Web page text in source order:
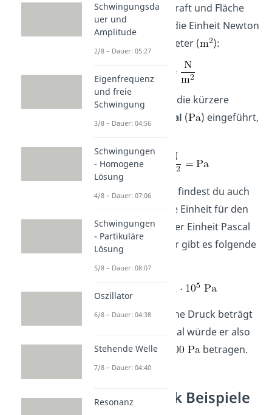
Als Quotient aus Kraft und Fläche
besitzt der Druck die Einheit Newton
) pro Quadratmeter ( ):
Dafür wurde auch die kürzere
Bezeichnung
Pascal (
) eingeführt,
Neben dem Pascal findest du auch
als weitere Einheit für den
Druck. Zwischen der Einheit Pascal
und der Einheit Bar gibt es folgende
Beziehung:
Der Atmosphärische Druck beträgt
etwa 1 bar. In Pascal würde er also
betragen.
Druck Physik Beispiele
Schwingungsda
uer und
Amplitude
2/8 – Dauer: 05:27
Eigenfrequenz
und freie
Schwingung
3/8 – Dauer: 04:56
Schwingungen
- Homogene
Lösung
4/8 – Dauer: 07:06
Schwingungen
- Partikuläre
Lösung
5/8 – Dauer: 08:07
Oszillator
6/8 – Dauer: 04:38
Stehende Welle
7/8 – Dauer: 04:40
Resonanz